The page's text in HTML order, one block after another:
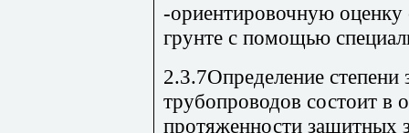
-ориентировочную оценку
грунте с помощью
2.3.7Определение
трубопроводов состоит в
протяженности защитных